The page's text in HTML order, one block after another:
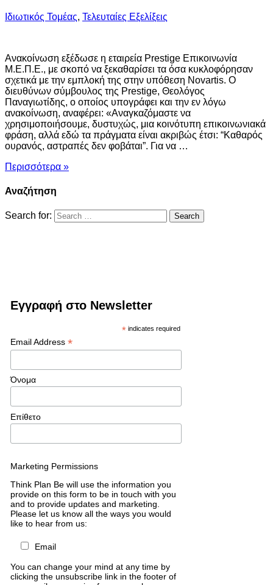
Ιδιωτικός Τομέας, Τελευταίες Εξελίξεις
Ανακοίνωση εξέδωσε η εταιρεία Prestige Επικοινωνία
Μ.Ε.Π.Ε., με σκοπό να ξεκαθαρίσει τα όσα κυκλοφόρησαν
σχετικά με την εμπλοκή της στην υπόθεση Novartis. Ο
διευθύνων σύμβουλος της Prestige, Θεολόγος
Παναγιωτίδης, ο οποίος υπογράφει και την εν λόγω
ανακοίνωση, αναφέρει: «Αναγκαζόμαστε να
χρησιμοποιήσουμε, δυστυχώς, μια κοινότυπη επικοινωνιακά
φράση, αλλά εδώ τα πράγματα είναι ακριβώς έτσι: “Καθαρός
ουρανός, αστραπές δεν φοβάται”. Για να …
Περισσότερα »
Αναζήτηση
Search for:
Εγγραφή στο Newsletter
* indicates required
Email Address *
Όνομα
Επίθετο
Marketing Permissions
Think Plan Be will use the information you
provide on this form to be in touch with you
and to provide updates and marketing.
Please let us know all the ways you would
like to hear from us:
Email
You can change your mind at any time by
clicking the unsubscribe link in the footer of